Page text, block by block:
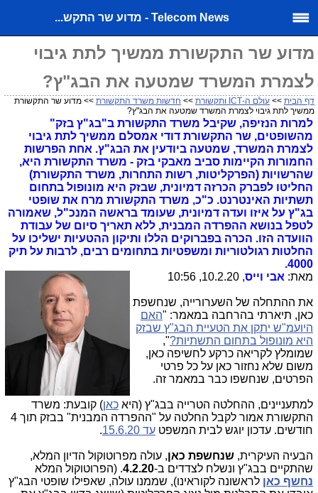
Telecom News - מדוע שר התקש...
מדוע שר התקשורת ממשיך לתת גיבוי
לצמרת המשרד שמטעה את הבג"ץ?
דף הבית >> עולם ה-ICT ותקשורת >> חדשות משרד התקשורת >> מדוע שר התקשורת
ממשיך לתת גיבוי לצמרת המשרד שמטעה את הבג"ץ?
למרות הנזיפה, שקיבל משרד התקשורת ב"בג"ץ בזק"
מהשופטים, שר התקשורת דודי אמסלם ממשיך לתת גיבוי
לצמרת המשרד, שמטעה ביודעין את הבג"ץ. אחת הפרשות
החמורות הקיימות סביב מאבקי בזק - משרד התקשורת היא,
שהרשויות (הפרקליטות, רשות התחרות, משרד התקשורת)
החליטו לפברק הכרזה דמיונית, שבזק היא מונופול בתחום
תשתיות האינטרנט. כ"כ, משרד התקשורת מרח את שופטי
בג"ץ על איזו ועדה דמיונית, שעומד בראשה המנכ"ל, שאמורה
לטפל בנושא ההפרדה המבנית, ללא תאריך סיום של עבודת
הוועדה הזו. הכרה בפברוקים הללו ותיקון ההטעיות ישליכו על
החלטות רגולטוריות ומשפטיות בתחומים רבים, לרבות על תיק
4000.
מאת: אבי וייס, 10.2.20, 10:56
את ההתחלה של השערורייה, שנחשפת
כאן, תיארתי בהרחבה במאמר: "האם
היועמ"ש יתקן את הטעיית הבג"ץ שבזק
היא מונופול בתחום התשתיות?",
שמומלץ לקריאה כרקע לחשיפה כאן,
משום שלא נחזור כאן על כל פרטי
הפרטים, שנחשפו כבר במאמר זה.
למתעניינים, ההחלטה הטרייה בבג"ץ (היא כאן) קובעת: משרד
התקשורת אמור לקבל החלטה על "ההפרדה המבנית" בבזק תוך 4
חודשים. עדכון יוגש לבית המשפט עד 15.6.20 .
הבעיה העיקרית, שנחשפת כאן, עולה מפרוטוקול הדיון המלא,
שהתקיים בבג"ץ ונשלח לצדדים ב-4.2.20. (הפרוטוקול המלא
נחשף כאן לראשונה לקוראינו), שממנו עולה, שאפילו שופטי הבג"ץ